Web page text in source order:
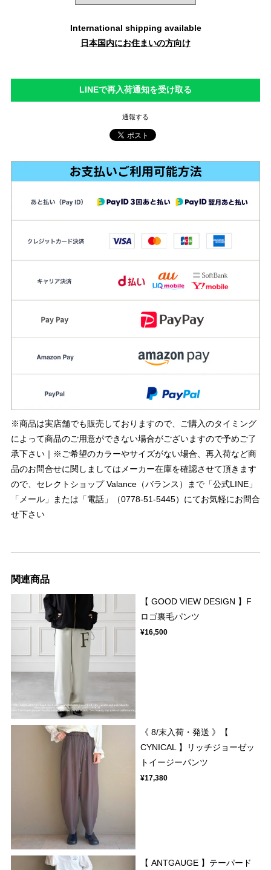
International shipping available
日本国内にお住まいの方向け
LINEで再入荷通知を受け取る
通報する
※商品は実店舗でも販売しておりますので、ご購入のタイミング
によって商品のご用意ができない場合がございますので予めご了
承下さい｜※ご希望のカラーやサイズがない場合、再入荷など商
品のお問合せに関しましてはメーカー在庫を確認させて頂きます
ので、セレクトショップ Valance（バランス）まで「公式LINE」
「メール」または「電話」（0778-51-5445）にてお気軽にお問合
せ下さい
関連商品
【 GOOD VIEW DESIGN 】F
ロゴ裏毛パンツ
¥16,500
《 8/末入荷・発送 》【
CYNICAL 】リッチジョーゼッ
トイージーパンツ
¥17,380
【 ANTGAUGE 】テーパード